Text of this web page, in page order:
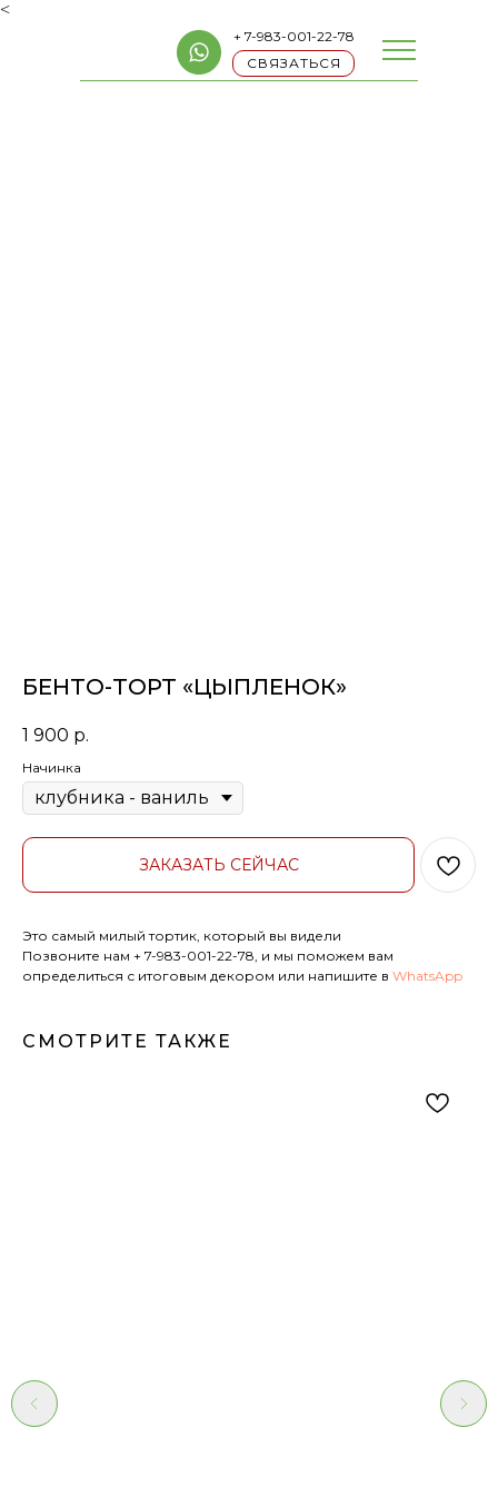
<
+ 7-983-001-22-78
СВЯЗАТЬСЯ
БЕНТО-ТОРТ «ЦЫПЛЕНОК»
1 900 р.
Начинка
ЗАКАЗАТЬ СЕЙЧАС
Это самый милый тортик, который вы видели
Позвоните нам + 7-983-001-22-78, и мы поможем вам
определиться с итоговым декором или напишите в WhatsApp
СМОТРИТЕ ТАКЖЕ